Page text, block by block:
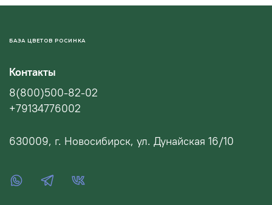
БАЗА ЦВЕТОВ РОСИНКА
Контакты
8(800)500-82-02
+79134776002
630009, г. Новосибирск, ул. Дунайская 16/10